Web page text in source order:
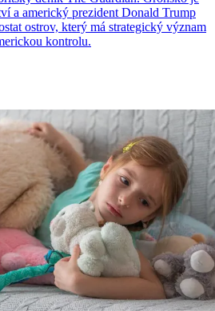
a americký prezident Donald Trump
ostrov, který má strategický význam
kontrolu.